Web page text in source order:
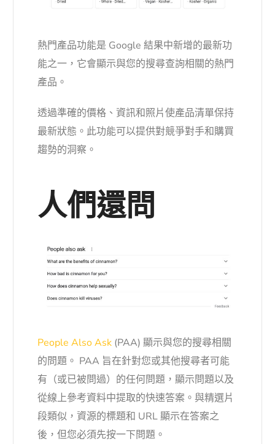
熱門產品功能是 Google 結果中新增的最新功
能之一，它會顯示與您的搜尋查詢相關的熱門
產品。
透過準確的價格、資訊和照片使產品清單保持
最新狀態。此功能可以提供對競爭對手和購買
趨勢的洞察。
人們還問
People Also Ask(PAA) 顯示與您的搜尋相關
的問題。 PAA 旨在針對您或其他搜尋者可能
有（或已被問過）的任何問題，顯示問題以及
從線上參考資料中提取的快速答案。與精選片
段類似，資源的標題和 URL 顯示在答案之
後，但您必須先按一下問題。